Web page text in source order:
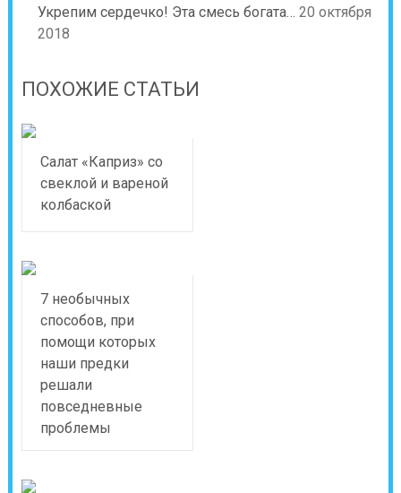
Укрепим сердечко! Эта смесь богата… 20 октября
2018
ПОХОЖИЕ СТАТЬИ
Салат «Каприз» со
свеклой и вареной
колбаской
7 необычных
способов, при
помощи которых
наши предки
решали
повседневные
проблемы